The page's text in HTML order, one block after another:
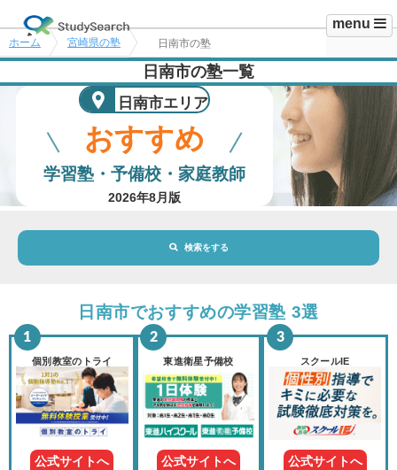
menu
ホーム 宮崎県の塾 日南市の塾
日南市の塾一覧
日南市エリア
おすすめ
学習塾・予備校・家庭教師
2026年8月版
検索をする
地域・駅 日南市エリア
選択されていません
市区町村 選択されていません 変更
現在の
学年
日南市でおすすめの学習塾 3選
個別教室のトライ
公式サイトへ
東進衛星予備校
公式サイトへ
スクールIE
公式サイトへ